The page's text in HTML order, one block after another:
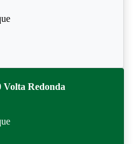
Volta Redonda